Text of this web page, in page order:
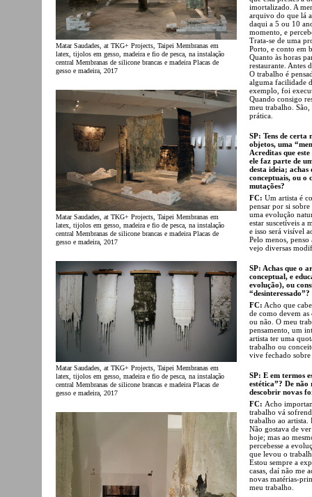
Matar Saudades, at TKG+ Projects, Taipei Membranas em
latex, tijolos em gesso, madeira e fio de pesca, na instalação
central Membranas de silicone brancas e madeira Placas de
gesso e madeira, 2017
Matar Saudades, at TKG+ Projects, Taipei Membranas em
latex, tijolos em gesso, madeira e fio de pesca, na instalação
central Membranas de silicone brancas e madeira Placas de
gesso e madeira, 2017
Matar Saudades, at TKG+ Projects, Taipei Membranas em
latex, tijolos em gesso, madeira e fio de pesca, na instalação
central Membranas de silicone brancas e madeira Placas de
gesso e madeira, 2017
imortalizado. A
arquivo do que lá
daqui a 5 ou 10
momento, e
Trata-se de uma
Porto, e conto em
Quanto às horas
restaurante. Antes
O trabalho é
alguma facilidade
exemplo, foi
Quando consigo
meu trabalho.
prática.
SP: Tens de
objetos, uma
Acreditas que
ele faz parte de
desta ideia; achas
conceptuais, ou o
mutações?
FC: Um artista é
pensar por si
uma evolução
estar suscetíveis a
e isso será visível
Pelo menos,
vejo diversas
SP: Achas que o
conceptual, e
evolução), ou
“desinteressado”?
FC: Acho que
de como devem
ou não. O meu
pensamento, um
artista ter uma
trabalho ou
vive fechado
SP: E em termos
estética”? De não
descobrir novas
FC: Acho
trabalho vá
trabalho ao artista.
Não gostava de
hoje; mas ao
percebesse a
que levou o
Estou sempre a
casas, daí não me
novas matérias-
meu trabalho.